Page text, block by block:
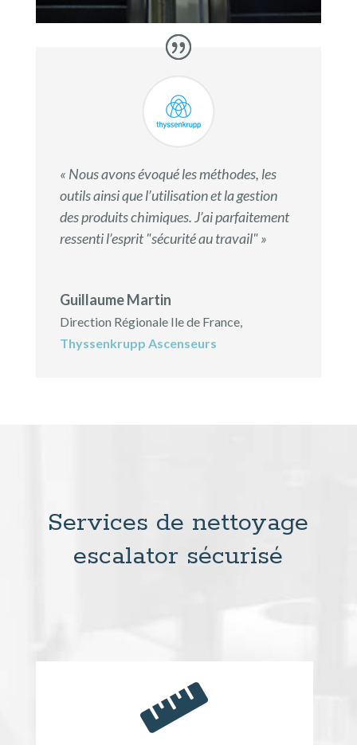
« Nous avons évoqué les méthodes, les
outils ainsi que l’utilisation et la gestion
des produits chimiques. J’ai parfaitement
ressenti l’esprit "sécurité au travail" »
Guillaume Martin
Direction Régionale Ile de France,
Thyssenkrupp Ascenseurs
Services de nettoyage
escalator sécurisé